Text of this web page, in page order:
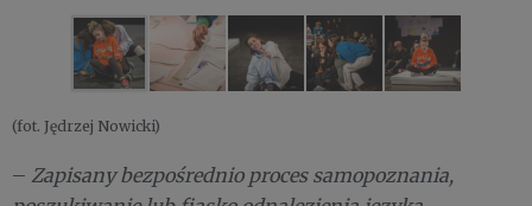
(fot. Jędrzej Nowicki)
– Zapisany bezpośrednio proces samopoznania,